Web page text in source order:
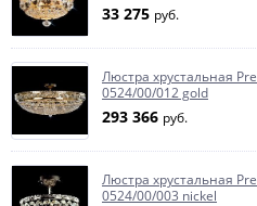
33 275 руб.
Люстра хрустальная
0524/00/012 gold
293 366 руб.
Люстра хрустальная
0524/00/003 nickel